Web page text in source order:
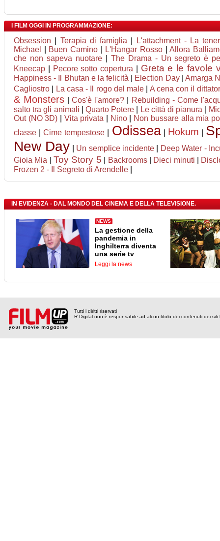
I FILM OGGI IN PROGRAMMAZIONE:
Obsession Terapia di famiglia
L'attachment - La
Michael
Buen Camino| L'Hangar Rosso|Allora
che non sapeva nuotare| The Drama - Un segreto è
Kneecap
Pecore sotto copertura Greta e le favole
Happiness - Il Bhutan e la felicità Election Day| Amarga
Cagliostro
La casa - Il rogo del male A cena con il
& Monsters Cos'è l'amore?
Rebuilding - Come
salto tra gli animali |Quarto Potere Le città di pianura
Out (NO 3D)
Vita privata Nino|
Non bussare alla mia
classe |Cime tempestose Odissea| Hokum
New Day
Un semplice incidente
Deep Water -
Gioia Mia |Toy Story 5 Backrooms| Dieci minuti
Frozen 2 - Il Segreto di Arendelle
IN EVIDENZA - DAL MONDO DEL CINEMA E DELLA TELEVISIONE.
NEWS
La gestione della
pandemia in
Inghilterra diventa
una serie tv
Leggi la news
Tutti i diritti riservati
R Digital non è responsabile ad alcun titolo dei contenuti dei siti